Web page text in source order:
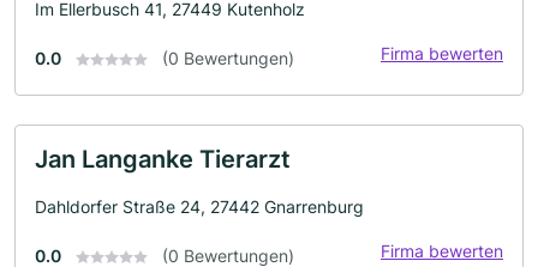
Im Ellerbusch 41, 27449 Kutenholz
0.0 (0 Bewertungen) Firma bewerten
Jan Langanke Tierarzt
Dahldorfer Straße 24, 27442 Gnarrenburg
0.0 (0 Bewertungen) Firma bewerten